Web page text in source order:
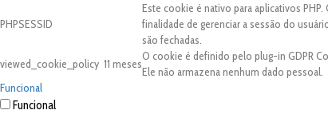
PHPSESSID
Este cookie é nativo para aplicativos
finalidade de gerenciar a sessão do
são fechadas.
viewed_cookie_policy 11 meses
O cookie é definido pelo plug-in GDPR
Ele não armazena nenhum dado pessoal.
Funcional
Funcional